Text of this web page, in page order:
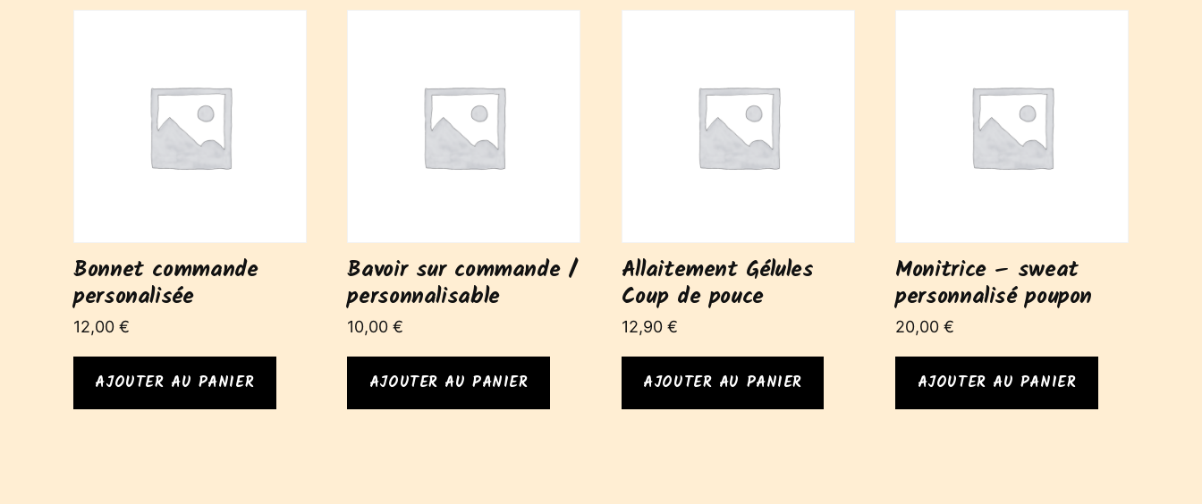
Bonnet commande
personalisée
12,00 €
AJOUTER AU PANIER
Bavoir sur commande /
personnalisable
10,00€
AJOUTER AU PANIER
Allaitement Gélules
Coup de pouce
12,90 €
AJOUTER AU PANIER
Monitrice – sweat
personnalisé poupon
20,00€
AJOUTER AU PANIER